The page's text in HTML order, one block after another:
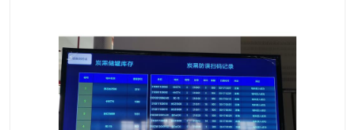
数据采集软件
WMS
数据采集和条码追溯 仓库控制系统上位机软件
WCS
物流立库控制上位机软件 车间集群控制系统软件